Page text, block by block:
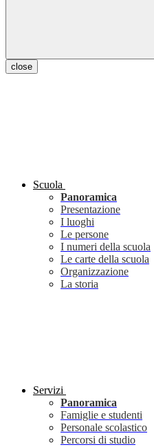
close
Scuola
Panoramica
Presentazione
I luoghi
Le persone
I numeri della scuola
Le carte della scuola
Organizzazione
La storia
Servizi
Panoramica
Famiglie e studenti
Personale scolastico
Percorsi di studio